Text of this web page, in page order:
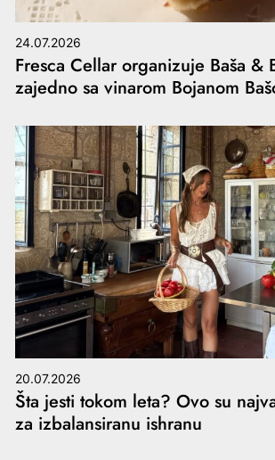
24.07.2026
Fresca Cellar organizuje Baša &
zajedno sa vinarom Bojanom
20.07.2026
Šta jesti tokom leta? Ovo su
za izbalansiranu ishranu